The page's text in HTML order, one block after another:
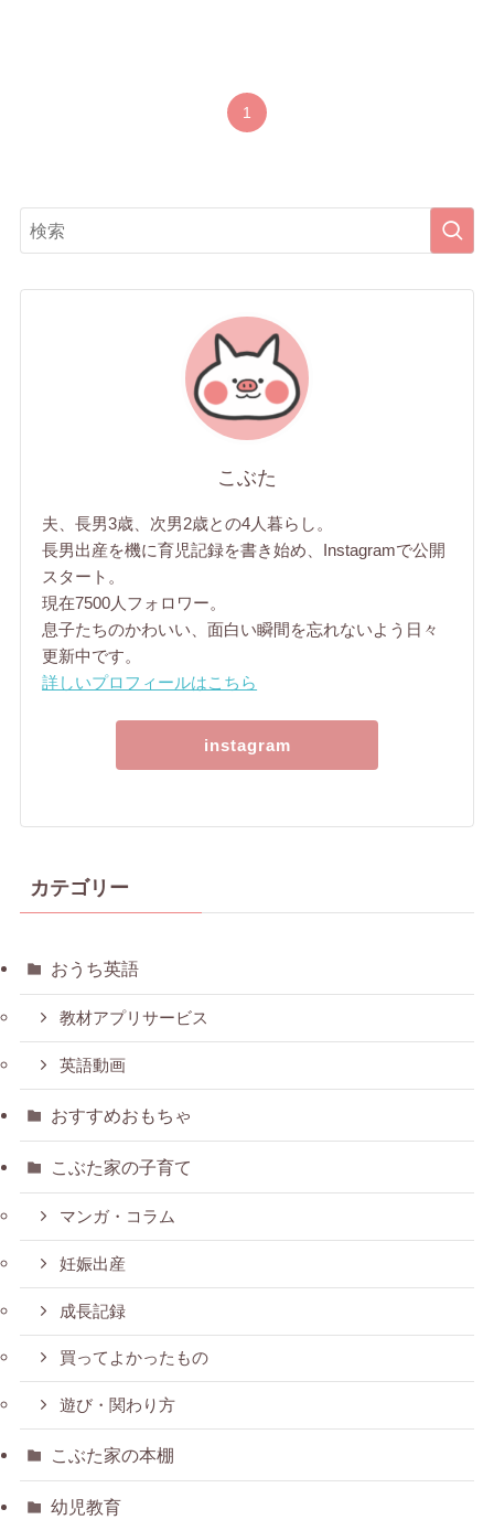
1
こぶた
夫、長男3歳、次男2歳との4人暮らし。
長男出産を機に育児記録を書き始め、Instagramで公開
スタート。
現在7500人フォロワー。
息子たちのかわいい、面白い瞬間を忘れないよう日々
更新中です。
詳しいプロフィールはこちら
instagram
カテゴリー
おうち英語
教材アプリサービス
英語動画
おすすめおもちゃ
こぶた家の子育て
マンガ・コラム
妊娠出産
成長記録
買ってよかったもの
遊び・関わり方
こぶた家の本棚
幼児教育